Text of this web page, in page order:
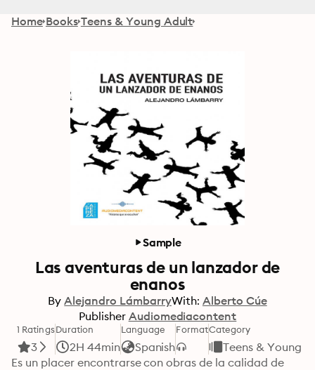
Home Books Teens & Young Adult
Sample
Las aventuras de un lanzador de
enanos
By Alejandro LámbarryWith: Alberto Cúe
Publisher Audiomediacontent
1 Ratings
3
Duration
2H 44min
Language
Spanish
FormatCategory
Teens & Young
Es un placer encontrarse con obras de la calidad de